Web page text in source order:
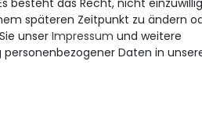
besteht das Recht, nicht
späteren Zeitpunkt zu ändern
unser Impressum und weitere
personenbezogener Daten in